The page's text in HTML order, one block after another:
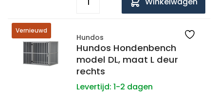
Vernieuwd
Hundos
Hundos Hondenbench
model DL, maat L deur
rechts
Levertijd: 1-2 dagen